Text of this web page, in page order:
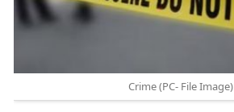
Crime (PC- File Image)